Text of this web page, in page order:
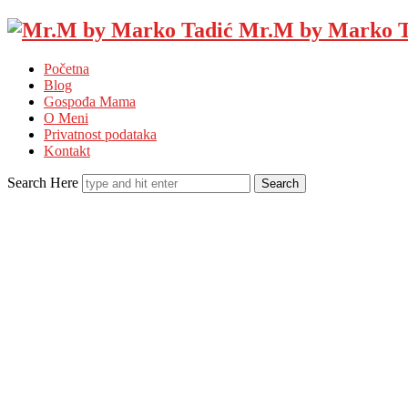
Mr.M by Marko
Početna
Blog
Gospođa Mama
O Meni
Privatnost podataka
Kontakt
Search Here